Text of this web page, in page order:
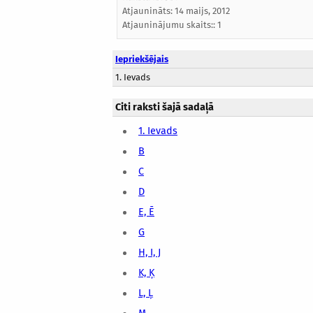
Atjaunināts: 14 maijs, 2012
Atjauninājumu skaits:: 1
Iepriekšējais
1. Ievads
Citi raksti šajā sadaļā
1. Ievads
B
C
D
E, Ē
G
H, I, J
K, Ķ
L, Ļ